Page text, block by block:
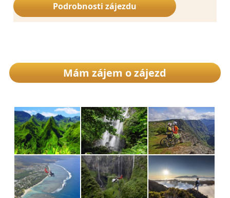
Podrobnosti zájezdu
Mám zájem o zájezd